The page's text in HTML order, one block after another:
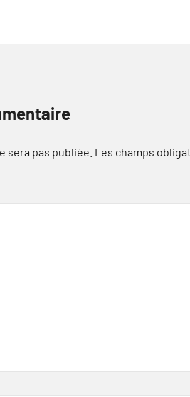
sera pas publiée. Les champs